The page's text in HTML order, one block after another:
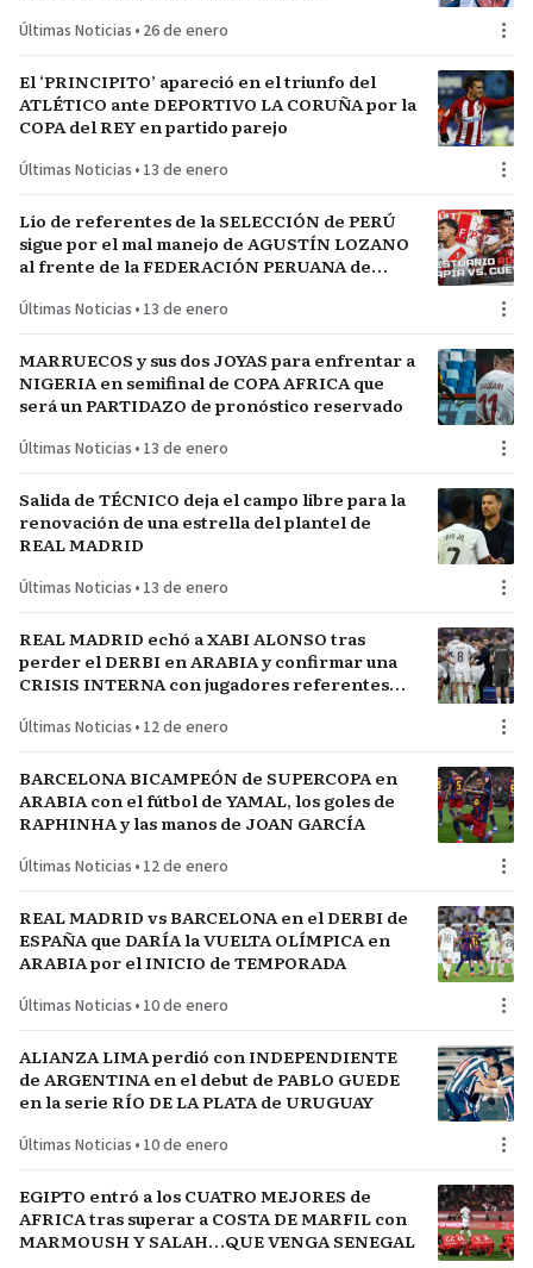
Últimas Noticias • 26 de enero
El ‘PRINCIPITO’ apareció en el triunfo del
ATLÉTICO ante DEPORTIVO LA CORUÑA por la
COPA del REY en partido parejo
Últimas Noticias • 13 de enero
Lío de referentes de la SELECCIÓN de PERÚ
sigue por el mal manejo de AGUSTÍN LOZANO
al frente de la FEDERACIÓN PERUANA de
Últimas Noticias • 13 de enero
MARRUECOS y sus dos JOYAS para enfrentar a
NIGERIA en semifinal de COPA AFRICA que
será un PARTIDAZO de pronóstico reservado
Últimas Noticias • 13 de enero
Salida de TÉCNICO deja el campo libre para la
renovación de una estrella del plantel de
REAL MADRID
Últimas Noticias • 13 de enero
REAL MADRID echó a XABI ALONSO tras
perder el DERBI en ARABIA y confirmar una
CRISIS INTERNA con jugadores referentes
Últimas Noticias • 12 de enero
BARCELONA BICAMPEÓN de SUPERCOPA en
ARABIA con el fútbol de YAMAL, los goles de
RAPHINHA y las manos de JOAN GARCÍA
Últimas Noticias • 12 de enero
REAL MADRID vs BARCELONA en el DERBI de
ESPAÑA que DARÍA la VUELTA OLÍMPICA en
ARABIA por el INICIO de TEMPORADA
Últimas Noticias • 10 de enero
ALIANZA LIMA perdió con INDEPENDIENTE
de ARGENTINA en el debut de PABLO GUEDE
en la serie RÍO DE LA PLATA de URUGUAY
Últimas Noticias • 10 de enero
EGIPTO entró a los CUATRO MEJORES de
AFRICA tras superar a COSTA DE MARFIL con
MARMOUSH Y SALAH…QUE VENGA SENEGAL